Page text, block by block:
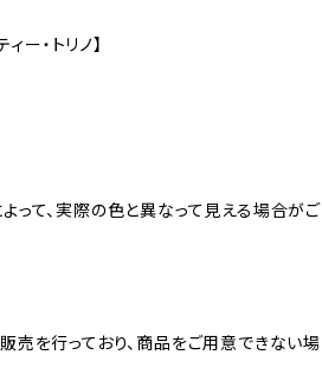
・トリノ】
って、実際の色と異なって見える場合がご
売を行っており、商品をご用意できない場